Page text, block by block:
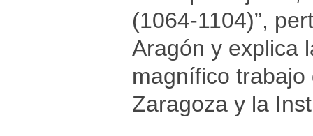
(1064-1104)”,
Aragón y explica
magnífico
Zaragoza y la